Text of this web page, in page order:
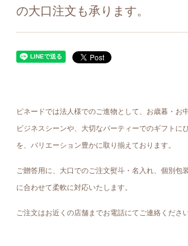
の大口注文も承ります。
ピネードでは法人様でのご進物として、お歳暮・お
ビジネスシーンや、大切なパーティーでのギフトに
を、バリエーション豊かに取り揃えております。
ご贈答用に、大口でのご注文熨斗・名入れ、個別包
に合わせて柔軟に対応いたします。
ご注文はお近くの店舗までお電話にてご連絡ください